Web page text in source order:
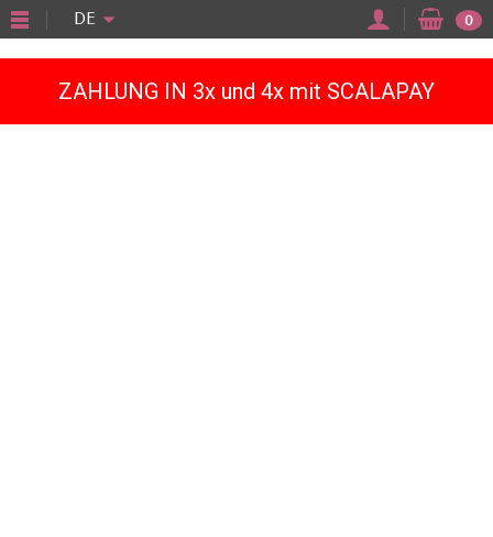
ZAHLUNG IN 3x und 4x mit SCALAPAY
DE 0